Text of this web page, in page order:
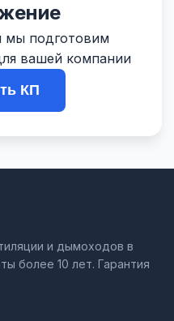
мы подготовим
вашей компании
КП
и дымоходов в
более 10 лет. Гарантия